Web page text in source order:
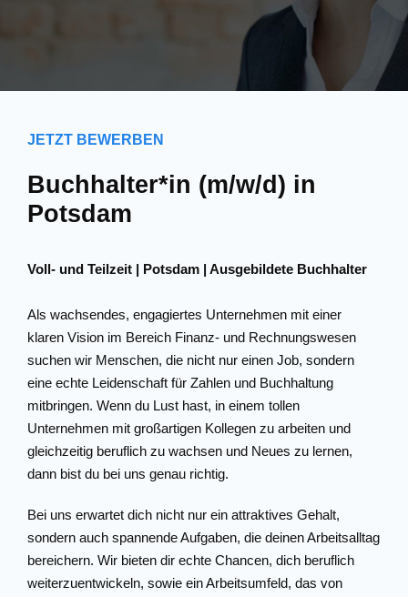
JETZT BEWERBEN
Buchhalter*in (m/w/d) in
Potsdam
Voll- und Teilzeit | Potsdam | Ausgebildete Buchhalter
Als wachsendes, engagiertes Unternehmen mit einer
klaren Vision im Bereich Finanz- und Rechnungswesen
suchen wir Menschen, die nicht nur einen Job, sondern
eine echte Leidenschaft für Zahlen und Buchhaltung
mitbringen. Wenn du Lust hast, in einem tollen
Unternehmen mit großartigen Kollegen zu arbeiten und
gleichzeitig beruflich zu wachsen und Neues zu lernen,
dann bist du bei uns genau richtig.
Bei uns erwartet dich nicht nur ein attraktives Gehalt,
sondern auch spannende Aufgaben, die deinen Arbeitsalltag
bereichern. Wir bieten dir echte Chancen, dich beruflich
weiterzuentwickeln, sowie ein Arbeitsumfeld, das von